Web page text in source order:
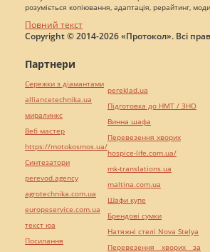
розуміється копіювання, адаптація, рерайтинг,
Повний текст
Copyright © 2014-2026 «Протокол». Всі
Партнери
Сережки з діамантами
alliancetechnika.ua
миралинкс
Веб мастер
https://motokosmos.ua/
Синтезатори
perevod.agency
agrotechnika.com.ua
europeservice.com.ua
текст юа
Посилання
pereklad.ua
Підготовка до НМТ / ЗНО
Винна шафа
Перевезення хворих
hospice-life.com.ua/
mk-translations.ua
maltina.com.ua
Шафи купе
Брендові сумки
Натяжні стелі Nova Stelya
Перевезення хворих за